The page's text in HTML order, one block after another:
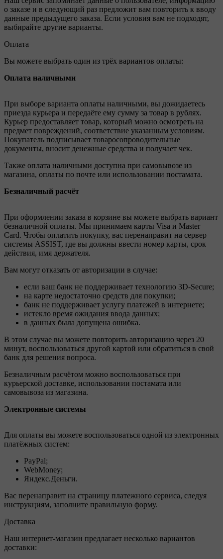
о заказе и в следующий раз предложит вам повторить к вводу
данные предыдущего заказа. Если условия вам не подходят,
выбирайте другие варианты.
Оплата
Вы можете выбрать один из трёх вариантов оплаты:
Оплата наличными
При выборе варианта оплаты наличными, вы дожидаетесь
приезда курьера и передаёте ему сумму за товар в рублях.
Курьер предоставляет товар, который можно осмотреть на
предмет повреждений, соответствие указанным условиям.
Покупатель подписывает товаросопроводительные
документы, вносит денежные средства и получает чек.
Также оплата наличными доступна при самовывозе из
магазина, оплаты по почте или использовании постамата.
Безналичный расчёт
При оформлении заказа в корзине вы можете выбрать вариант
безналичной оплаты. Мы принимаем карты Visa и Master
Card. Чтобы оплатить покупку, вас перенаправит на сервер
системы ASSIST, где вы должны ввести номер карты, срок
действия, имя держателя.
Вам могут отказать от авторизации в случае:
если ваш банк не поддерживает технологию 3D-Secure;
на карте недостаточно средств для покупки;
банк не поддерживает услугу платежей в интернете;
истекло время ожидания ввода данных;
в данных была допущена ошибка.
В этом случае вы можете повторить авторизацию через 20
минут, воспользоваться другой картой или обратиться в свой
банк для решения вопроса.
Безналичным расчётом можно воспользоваться при
курьерской доставке, использовании постамата или
самовывоза из магазина.
Электронные системы
Для оплаты вы можете воспользоваться одной из электронных
платёжных систем:
PayPal;
WebMoney;
Яндекс.Деньги.
Вас перенаправит на страницу платежного сервиса, следуя
инструкциям, заполните правильную форму.
Доставка
Наш интернет-магазин предлагает несколько вариантов
доставки: